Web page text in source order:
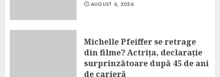
AUGUST 6, 2026
Michelle Pfeiffer se retrage
din filme? Actrița, declarație
surprinzătoare după 45 de ani
de carieră